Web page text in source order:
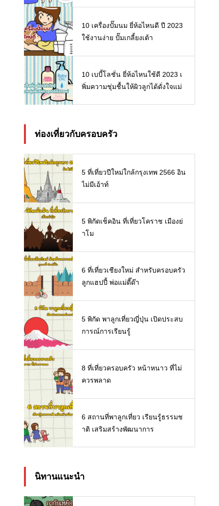
10 เครื่องปั๊มนม ยี่ห้อไหนดี ปี 2023
ใช้งานง่าย ปั๊มเกลี้ยงเต้า
10 เบบี้โลชั่น ยี่ห้อไหนใช้ดี 2023 เ
พิ่มความชุ่มชื้นให้ผิวลูกได้ดั่งใจแม่
ท่องเที่ยวกับครอบครัว
5 ที่เที่ยวปีใหม่ใกล้กรุงเทพ 2566 อิน
ไม่มีเอ้าท์
5 พิกัดเช็คอิน ที่เที่ยวโคราช เมืองย่
าโม
6 ที่เที่ยวเชียงใหม่ สำหรับครอบครัว
ลูกแฮปปี้ พ่อแม่ดี๊ด๊า
5 พิกัด พาลูกเที่ยวญี่ปุ่น เปิดประสบ
การณ์การเรียนรู้
8 ที่เที่ยวครอบครัว หน้าหนาว ที่ไม่
ควรพลาด
6 สถานที่พาลูกเที่ยว เรียนรู้ธรรมช
าติ เสริมสร้างพัฒนาการ
นิทานแนะนำ